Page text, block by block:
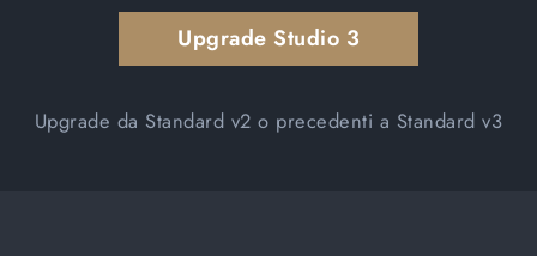
Upgrade Studio 3
Upgrade da Standard v2 o precedenti a Standard v3